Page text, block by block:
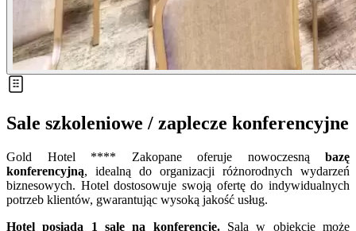
Sale szkoleniowe / zaplecze konferencyjne
Gold Hotel **** Zakopane oferuje nowoczesną bazę
konferencyjną, idealną do organizacji różnorodnych wydarzeń
biznesowych. Hotel dostosowuje swoją ofertę do indywidualnych
potrzeb klientów, gwarantując wysoką jakość usług.
Hotel posiada 1 salę na konferencje. Sala w obiekcie może